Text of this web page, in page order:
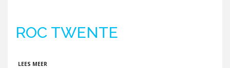
ROC TWENTE
LEES MEER